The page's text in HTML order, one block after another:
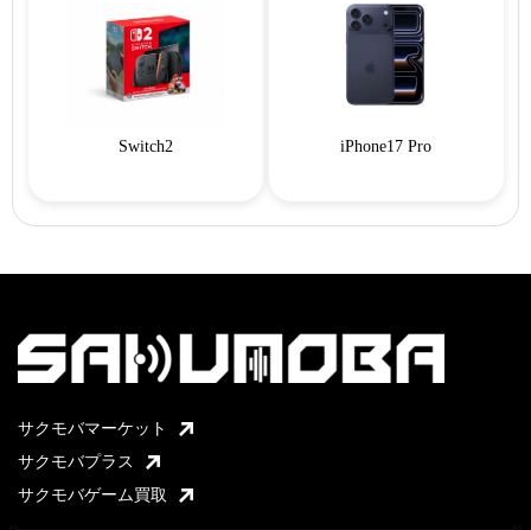
Switch2 iPhone17 Pro
サクモバマーケット
サクモバプラス
サクモバゲーム買取